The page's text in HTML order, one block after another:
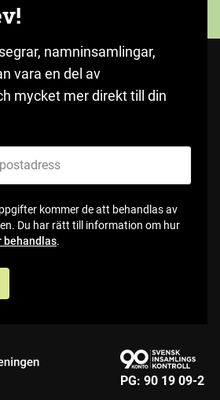
namninsamlingar,
vara en del av
mycket mer direkt till din
kommer de att behandlas av
Du har rätt till information om hur
behandlas.
PG: 90 19 09-2